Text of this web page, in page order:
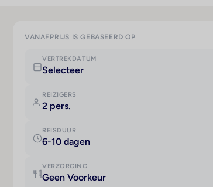
VANAFPRIJS IS GEBASEERD OP
VERTREKDATUM
Selecteer
REIZIGERS
2 pers.
REISDUUR
6-10 dagen
VERZORGING
Geen Voorkeur